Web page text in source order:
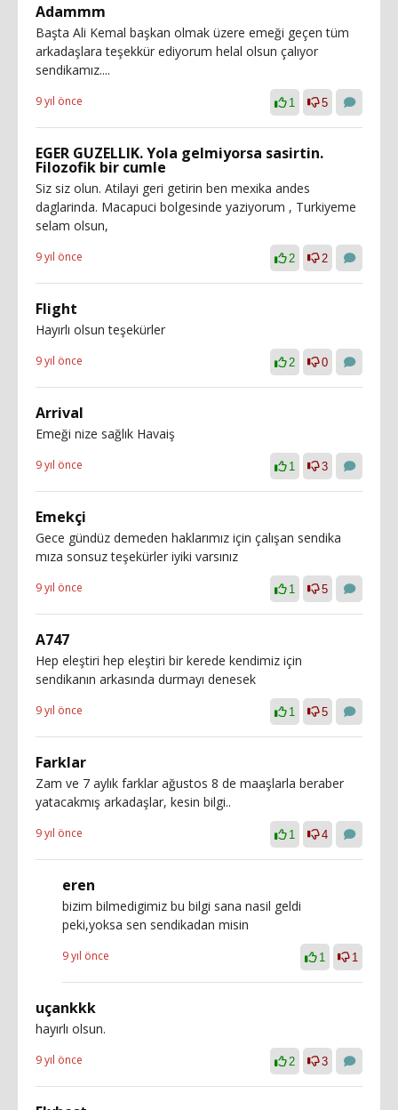
Adammm
Başta Ali Kemal başkan olmak üzere emeği geçen tüm
arkadaşlara teşekkür ediyorum helal olsun çalıyor
sendikamız....
9 yıl önce 1 5
EGER GUZELLIK. Yola gelmiyorsa sasirtin.
Filozofik bir cumle
Siz siz olun. Atilayi geri getirin ben mexika andes
daglarinda. Macapuci bolgesinde yaziyorum , Turkiyeme
selam olsun,
9 yıl önce 2 2
Flight
Hayırlı olsun teşekürler
9 yıl önce 2 0
Arrival
Emeği nize sağlık Havaiş
9 yıl önce 1 3
Emekçi
Gece gündüz demeden haklarımız için çalışan sendika
mıza sonsuz teşekürler iyiki varsınız
9 yıl önce 1 5
A747
Hep eleştiri hep eleştiri bir kerede kendimiz için
sendikanın arkasında durmayı denesek
9 yıl önce 1 5
Farklar
Zam ve 7 aylık farklar ağustos 8 de maaşlarla beraber
yatacakmış arkadaşlar, kesin bilgi..
9 yıl önce 1 4
eren
bizim bilmedigimiz bu bilgi sana nasil geldi
peki,yoksa sen sendikadan misin
9 yıl önce 1 1
uçankkk
hayırlı olsun.
9 yıl önce 2 3